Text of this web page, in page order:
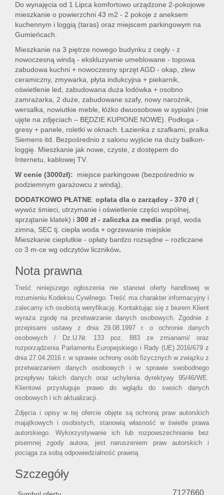
Do wynajęcia od 1 Lipca komfortowo urządzone 2-pokojowe
mieszkanie o powierzchni 43 m2 - 2 pokoje z aneksem
kuchennym i loggią (taras) oraz miejscem parkingowym na
Gumieńcach.
Mieszkanie na 3 piętrze nowego budynku z cegły - z
nowoczesną windą - ekskluzywnie umeblowane - topowa
zabudowa kuchni + nowoczesny sprzęt AGD - okap, zlew
ceramiczny, zmywarka, płyta indukcyjna + piekarnik,
oświetlenie led, zabudowana duża lodówka + osobno
zamrażarka, 2 duże, zabudowane szafy, nowy narożnik,
wersalka, nowiutkie meble, łóżko dwuosobowe w sypialni (nie
ujęte na zdjęciach – BĘDZIE KUPIONE NOWE). Podłoga -
gresy + panele, roletki w oknach. Łazienka z szafkami, pralka
Siemens itd. Bezpośrednio z salonu wyjście na duży balkon-
loggię. Mieszkanie jak nowe, czyste, z dostępem do
Internetu, kablowej TV.
W cenie (3000zł): miejsce parkingowe (bezpośrednio w
podziemnym garażowcu z windą),
DODATKOWO PŁATNE: opłata dla o zarządcy - 370 zł (
wywóz śmieci, utrzymanie i oświetlenie części wspólnej,
sprzątanie klatek) i 300 zł - zaliczka za media: prąd, woda
zimna, SEC tj. ciepła woda + ogrzewanie miejskie
Mieszkanie cieplutkie - opłaty bardzo rozsądne – rozliczane
co 3 m-ce wg odczytów liczników.
Nota prawna
Treść niniejszego ogłoszenia nie stanowi oferty handlowej w
rozumieniu Kodeksu Cywilnego. Treść ma charakter informacyjny i
zalecamy ich osobistą weryfikację. Kontaktując się z biurem Klient
wyraża zgodę na przetwarzanie danych osobowych. Zgodnie z
przepisami ustawy z dnia 29.08.1997 r. o ochronie danych
osobowych / Dz.U.Nr. 133 poz. 883 ze zmianami/ oraz
rozporządzenia Parlamentu Europejskiego i Rady (UE) 2016/679 z
dnia 27.04.2016 r. w sprawie ochrony osób fizycznych w związku z
przetwarzaniem danych osobowych i w sprawie swobodnego
przepływu takich danych oraz uchylenia dyrektywy 95/46/WE.
Klientowi przysługuje prawo do wglądu do swoich danych
osobowych i ich aktualizacji.
Zdjęcia i opisy w tej ofercie objęte są ochroną praw autorskich
majątkowych i osobistych, stanowią własność w świetle prawa
autorskiego. Wykorzystywanie ich lub rozpowszechnianie bez
pisemnej zgody autora, jest naruszeniem praw autorskich i
pociąga za sobą odpowiedzialność prawną.
Szczegóły
7127660